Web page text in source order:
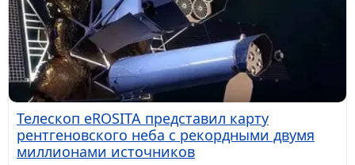
Телескоп eROSITA представил карту
рентгеновского неба с рекордными двумя
миллионами источников